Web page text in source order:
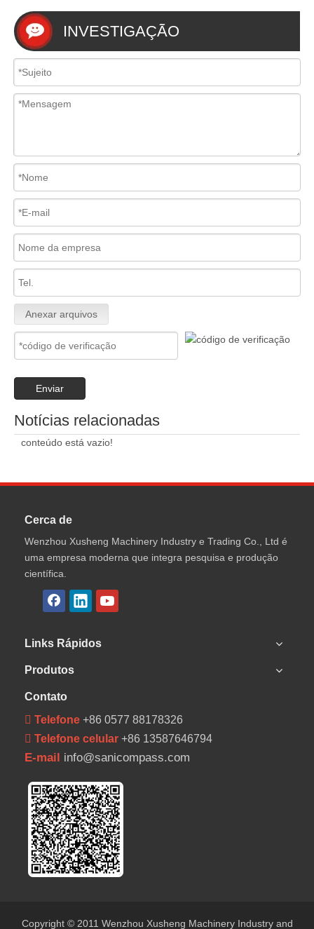
INVESTIGAÇÃO
Anexar arquivos
Enviar
Notícias relacionadas
conteúdo está vazio!
Cerca de
Wenzhou Xusheng Machinery Industry e Trading Co., Ltd é
uma empresa moderna que integra pesquisa e produção
científica.
Links Rápidos
Produtos
Contato
 Telefone +86 0577 88178326
 Telefone celular +86 13587646794
E-mail info@sanicompass.com
Copyright © 2011 Wenzhou Xusheng Machinery Industry and